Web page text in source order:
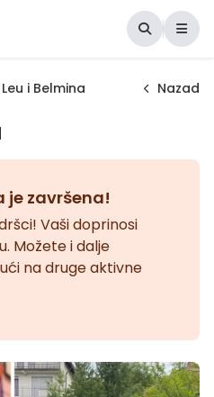
i Belmina Nazad
je završena!
Vaši doprinosi
Možete i dalje
na druge aktivne